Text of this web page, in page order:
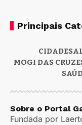
Principais
CIDADES
MOGI DAS
Sobre o Portal
Fundada por